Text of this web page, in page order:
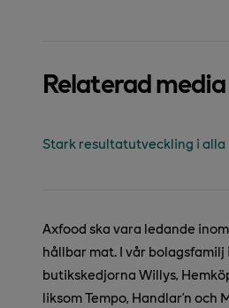
Relaterad media
Stark resultatutveckling i alla
Axfood ska vara ledande
hållbar mat. I vår bolagsfamilj
butikskedjorna Willys,
liksom Tempo, Handlar’n och